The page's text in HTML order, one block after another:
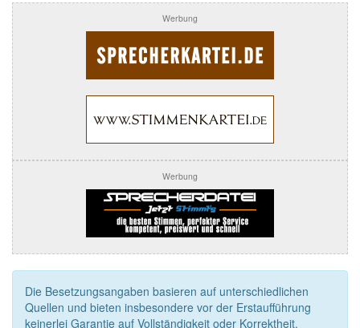
Werbung
Werbung
Die Besetzungsangaben basieren auf unterschiedlichen
Quellen und bieten insbesondere vor der Erstaufführung
keinerlei Garantie auf Vollständigkeit oder Korrektheit.